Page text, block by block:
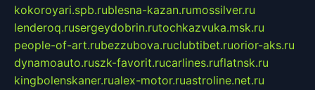
kokoroyari.spb.rublesna-kazan.rumossilver.ru
lenderoq.rusergeydobrin.rutochkazvuka.msk.ru
people-of-art.rubezzubova.ruclubtibet.ruorior-aks.ru
dynamoauto.ruszk-favorit.rucarlines.ruflatnsk.ru
kingbolenskaner.rualex-motor.ruastroline.net.ru